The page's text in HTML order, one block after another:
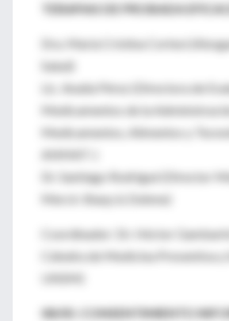
TERAPIAS DE PROBADA
Dra. María Cristina Cortesi
Salud)
Lic. Analía Pérez (Directora de
Medicamentos de la
Medicamentos, Alimentos y
ANMAT-)
Dr. Santiago Rodrigué (Director
Merck-Sharp & Dohme)
Coordinador: Dr. Héctor
Cátedra de Medicina Preventiva y
UNSM)
08/05: CONSENTIMIENTO